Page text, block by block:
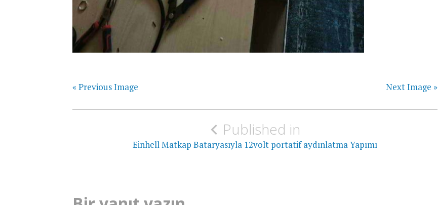
« Previous Image Next Image »
Yazı
Published in
Einhell Matkap Bataryasıyla 12volt portatif aydınlatma Yapımı